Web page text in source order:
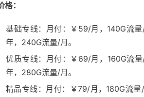
格：
基础专线：月付：￥59/月，140G流
年，240G流量/月。
优质专线：月付：￥69/月，160G流
年，280G流量/月。
精品专线：月付：￥79/月，180G流